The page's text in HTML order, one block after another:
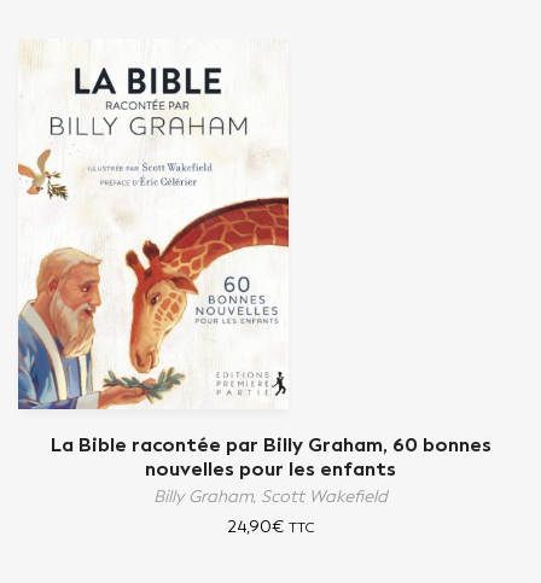
La Bible racontée par Billy Graham, 60 bonnes
nouvelles pour les enfants
Billy Graham, Scott Wakefield
24,90€ TTC